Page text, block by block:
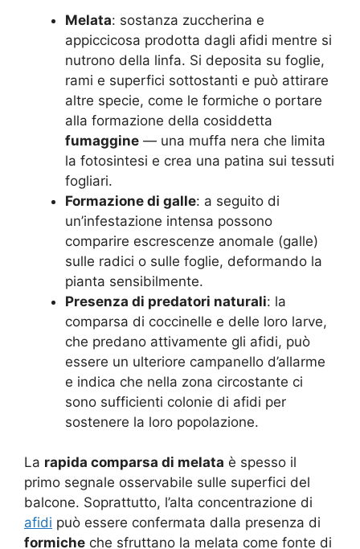
Melata: sostanza zuccherina e
appiccicosa prodotta dagli afidi mentre si
nutrono della linfa. Si deposita su foglie,
rami e superfici sottostanti e può attirare
altre specie, come le formiche o portare
alla formazione della cosiddetta
fumaggine — una muffa nera che limita
la fotosintesi e crea una patina sui tessuti
fogliari.
Formazione di galle: a seguito di
un’infestazione intensa possono
comparire escrescenze anomale (galle)
sulle radici o sulle foglie, deformando la
pianta sensibilmente.
Presenza di predatori naturali: la
comparsa di coccinelle e delle loro larve,
che predano attivamente gli afidi, può
essere un ulteriore campanello d’allarme
e indica che nella zona circostante ci
sono sufficienti colonie di afidi per
sostenere la loro popolazione.
La rapida comparsa di melata è spesso il
primo segnale osservabile sulle superfici del
balcone. Soprattutto, l’alta concentrazione di
afidi può essere confermata dalla presenza di
formiche che sfruttano la melata come fonte di